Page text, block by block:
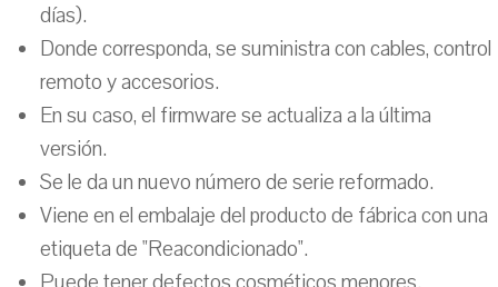
días).
Donde corresponda, se suministra con cables, control
remoto y accesorios.
En su caso, el firmware se actualiza a la última
versión.
Se le da un nuevo número de serie reformado.
Viene en el embalaje del producto de fábrica con una
etiqueta de "Reacondicionado".